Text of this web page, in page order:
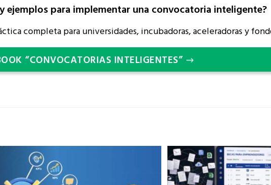
para implementar una convocatoria inteligente?
completa para universidades, incubadoras, aceleradoras y
“CONVOCATORIAS INTELIGENTES”